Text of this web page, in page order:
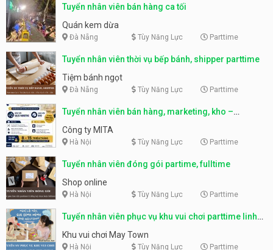
Tuyển nhân viên bán hàng ca tối
Quán kem dừa
Đà Nẵng Tùy Năng Lực Parttime
Tuyển nhân viên thời vụ bếp bánh, shipper parttime
Tiệm bánh ngọt
Đà Nẵng Tùy Năng Lực Parttime
Tuyển nhân viên bán hàng, marketing, kho –
parttime, fulltime
Công ty MITA
Hà Nội Tùy Năng Lực Parttime
Tuyển nhân viên đóng gói partime, fulltime
Shop online
Hà Nội Tùy Năng Lực Parttime
Tuyển nhân viên phục vụ khu vui chơi parttime linh
động
Khu vui chơi May Town
Hà Nội Tùy Năng Lực Parttime